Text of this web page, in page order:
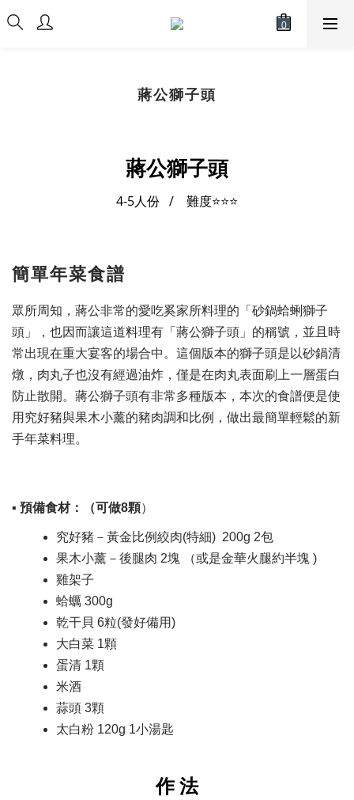
蔣公獅子頭
蔣公獅子頭
4-5人份 / 難度⭐⭐⭐
簡單年菜食譜
眾所周知，蔣公非常的愛吃奚家所料理的「砂鍋蛤蜊獅子
頭」，也因而讓這道料理有「蔣公獅子頭」的稱號，並且時
常出現在重大宴客的場合中。這個版本的獅子頭是以砂鍋清
燉，肉丸子也沒有經過油炸，僅是在肉丸表面刷上一層蛋白
防止散開。蔣公獅子頭有非常多種版本，本次的食譜便是使
用究好豬與果木小薰的豬肉調和比例，做出最簡單輕鬆的新
手年菜料理。
▪ 預備食材： （可做8顆​）
究好豬－黃金比例絞肉(特細) 200g 2包
果木小薰－後腿肉 2塊​ （或是金華火腿約半塊 )
雞架子 ​
蛤蠣 300g
乾干貝 6粒(發好備用)​
大白菜 1顆​
蛋清 1顆​
米酒
蒜頭 3顆
太白粉 120g 1小湯匙
作 法